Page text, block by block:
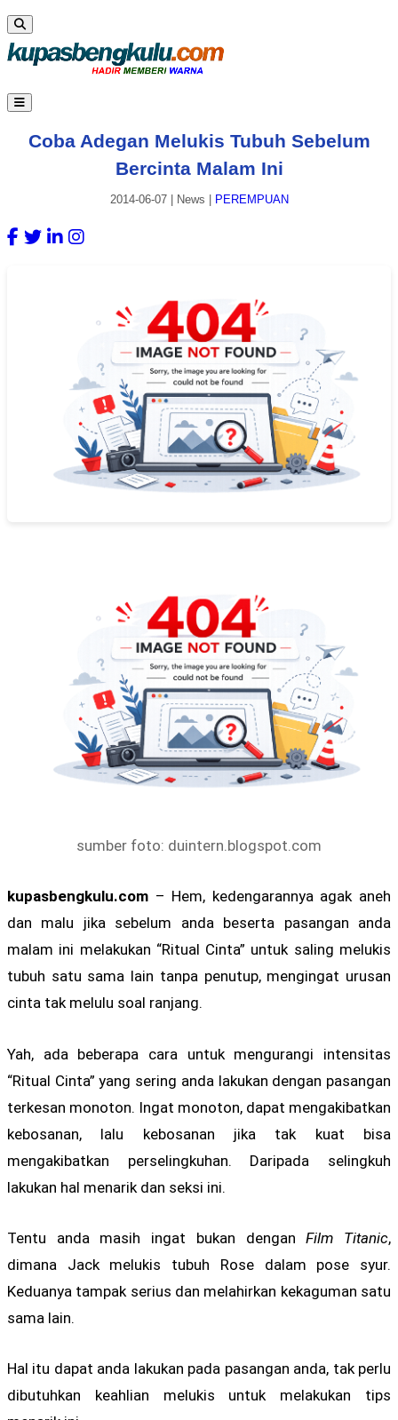
Coba Adegan Melukis Tubuh Sebelum
Bercinta Malam Ini
2014-06-07| News PEREMPUAN
sumber foto: duintern.blogspot.com
kupasbengkulu.com – Hem, kedengarannya agak aneh
dan malu jika sebelum anda beserta pasangan anda
malam ini melakukan “Ritual Cinta” untuk saling melukis
tubuh satu sama lain tanpa penutup, mengingat urusan
cinta tak melulu soal ranjang.
Yah, ada beberapa cara untuk mengurangi intensitas
“Ritual Cinta” yang sering anda lakukan dengan pasangan
terkesan monoton. Ingat monoton, dapat mengakibatkan
kebosanan, lalu kebosanan jika tak kuat bisa
mengakibatkan perselingkuhan. Daripada selingkuh
lakukan hal menarik dan seksi ini.
Tentu anda masih ingat bukan denganFilm Titanic,
dimana Jack melukis tubuh Rose dalam pose syur.
Keduanya tampak serius dan melahirkan kekaguman satu
sama lain.
Hal itu dapat anda lakukan pada pasangan anda, tak perlu
dibutuhkan keahlian melukis untuk melakukan tips